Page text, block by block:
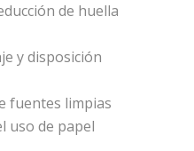
de huella
y disposición
fuentes limpias
uso de papel